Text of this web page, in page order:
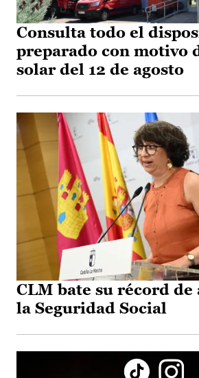
Consulta todo el
preparado con motivo
solar del 12 de agosto
CLM bate su récord
la Seguridad Social